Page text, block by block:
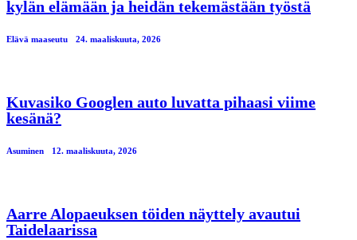
kylän elämään ja heidän tekemästään työstä
Elävä maaseutu 24. maaliskuuta, 2026
Kuvasiko Googlen auto luvatta pihaasi viime
kesänä?
Asuminen 12. maaliskuuta, 2026
Aarre Alopaeuksen töiden näyttely avautui
Taidelaarissa